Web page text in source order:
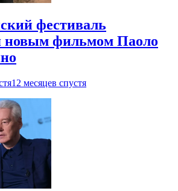
фестиваль
новым фильмом Паоло
12 месяцев спустя